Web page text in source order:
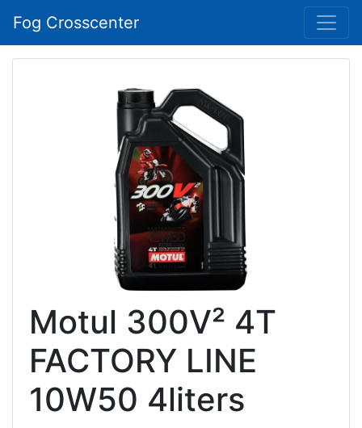
Fog Crosscenter
Motul 300V² 4T
FACTORY LINE
10W50 4liters